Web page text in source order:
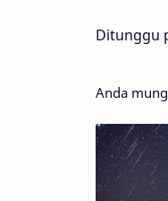
Ditunggu
Anda